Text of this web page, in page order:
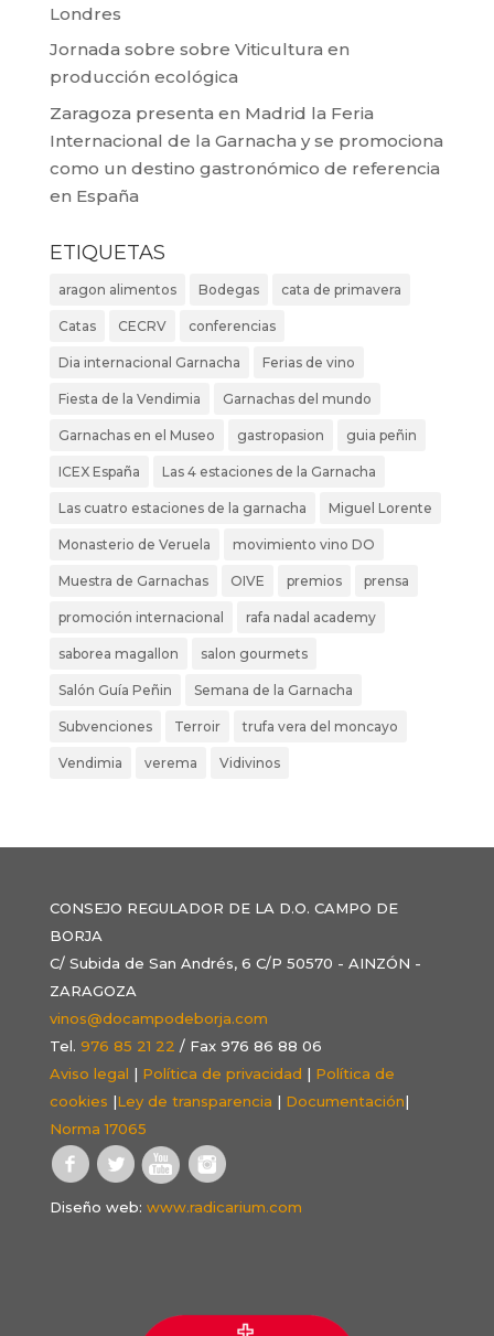
Londres
Jornada sobre sobre Viticultura en
producción ecológica
Zaragoza presenta en Madrid la Feria
Internacional de la Garnacha y se promociona
como un destino gastronómico de referencia
en España
ETIQUETAS
aragon alimentos Bodegas cata de primavera
Catas CECRV conferencias
Dia internacional Garnacha Ferias de vino
Fiesta de la Vendimia Garnachas del mundo
Garnachas en el Museo gastropasion guia peñin
ICEX España Las 4 estaciones de la Garnacha
Las cuatro estaciones de la garnacha Miguel Lorente
Monasterio de Veruela movimiento vino DO
Muestra de Garnachas OIVE premios prensa
promoción internacional rafa nadal academy
saborea magallon salon gourmets
Salón Guía Peñin Semana de la Garnacha
Subvenciones Terroir trufa vera del moncayo
Vendimia verema Vidivinos
CONSEJO REGULADOR DE LA D.O. CAMPO DE
BORJA
C/ Subida de San Andrés, 6 C/P 50570 - AINZÓN -
ZARAGOZA
vinos@docampodeborja.com
Tel. 976 85 21 22 / Fax 976 86 88 06
Aviso legal | Política de privacidad | Política de
cookies |Ley de transparencia | Documentación|
Norma 17065
Diseño web: www.radicarium.com